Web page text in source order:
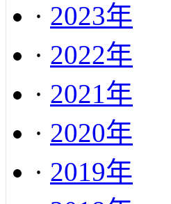
· 2023年
· 2022年
· 2021年
· 2020年
· 2019年